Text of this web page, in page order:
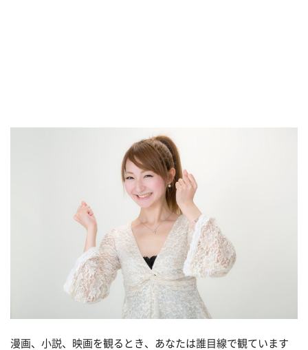
漫画、小説、映画を観るとき、あなたは誰目線で観ています